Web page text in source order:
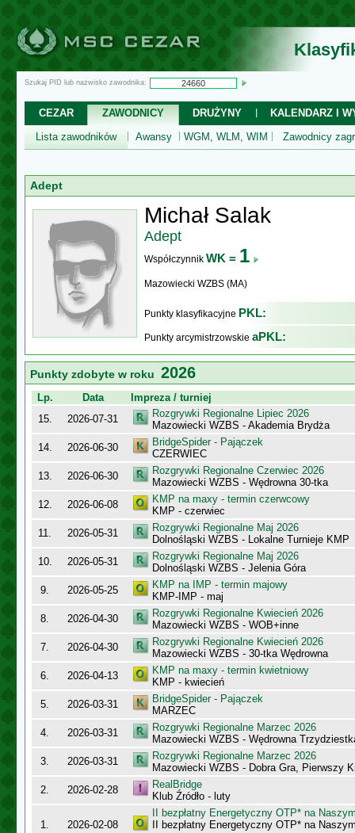
Szukaj PID lub nazwisko zawodnika:
CEZAR ZAWODNICY DRUŻYNY
KALENDARZ I
Lista zawodników
Awansy WGM, WLM, WIM Zawodnicy
Adept
Michał Salak
Adept
Współczynnik WK = 1
Mazowiecki WZBS (MA)
Punkty klasyfikacyjne PKL:
Punkty arcymistrzowskie aPKL:
Punkty zdobyte w roku 2026
Lp. Data
Impreza / turniej
15.
2026-07-31
Rozgrywki Regionalne Lipiec 2026
Mazowiecki WZBS - Akademia Brydża
14.
2026-06-30
BridgeSpider - Pajączek
CZERWIEC
13.
2026-06-30
Rozgrywki Regionalne Czerwiec 2026
Mazowiecki WZBS - Wędrowna 30-tka
12.
2026-06-08
KMP na maxy - termin czerwcowy
KMP - czerwiec
11.
2026-05-31
Rozgrywki Regionalne Maj 2026
Dolnośląski WZBS - Lokalne Turnieje KMP
10.
2026-05-31
Rozgrywki Regionalne Maj 2026
Dolnośląski WZBS - Jelenia Góra
9.
2026-05-25
KMP na IMP - termin majowy
KMP-IMP - maj
8.
2026-04-30
Rozgrywki Regionalne Kwiecień 2026
Mazowiecki WZBS - WOB+inne
7.
2026-04-30
Rozgrywki Regionalne Kwiecień 2026
Mazowiecki WZBS - 30-tka Wędrowna
6.
2026-04-13
KMP na maxy - termin kwietniowy
KMP - kwiecień
5.
2026-03-31
BridgeSpider - Pajączek
MARZEC
4.
2026-03-31
Rozgrywki Regionalne Marzec 2026
Mazowiecki WZBS - Wędrowna
3.
2026-03-31
Rozgrywki Regionalne Marzec 2026
Mazowiecki WZBS - Dobra Gra, Pierwszy
2.
2026-02-28
RealBridge
Klub Źródło - luty
1. 2026-02-08
II bezpłatny Energetyczny OTP* na
II bezpłatny Energetyczny OTP* na